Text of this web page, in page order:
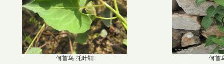
何首乌-托叶鞘 何首